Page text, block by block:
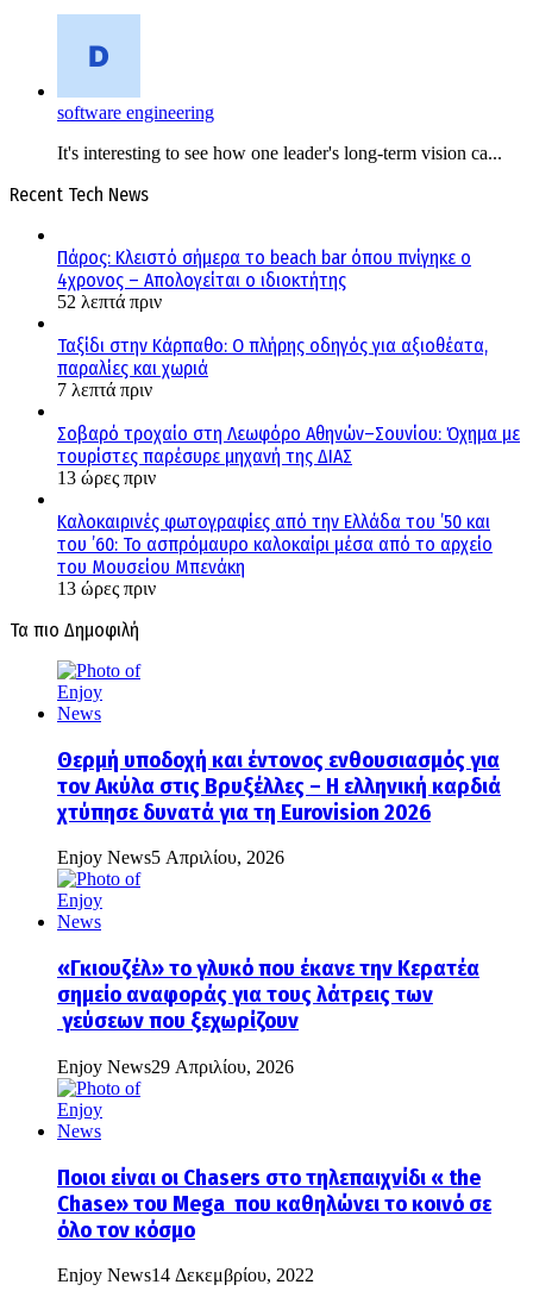
software engineering
It's interesting to see how one leader's long-term vision ca...
Recent Tech News
Πάρος: Κλειστό σήμερα το beach bar όπου πνίγηκε ο
4χρονος – Απολογείται ο ιδιοκτήτης
52 λεπτά πριν
Ταξίδι στην Κάρπαθο: Ο πλήρης οδηγός για αξιοθέατα,
παραλίες και χωριά
7 λεπτά πριν
Σοβαρό τροχαίο στη Λεωφόρο Αθηνών–Σουνίου: Όχημα με
τουρίστες παρέσυρε μηχανή της ΔΙΑΣ
13 ώρες πριν
Καλοκαιρινές φωτογραφίες από την Ελλάδα του ’50 και
του ’60: Το ασπρόμαυρο καλοκαίρι μέσα από το αρχείο
του Μουσείου Μπενάκη
13 ώρες πριν
Τα πιο Δημοφιλή
Θερμή υποδοχή και έντονος ενθουσιασμός για
τον Ακύλα στις Βρυξέλλες – Η ελληνική καρδιά
χτύπησε δυνατά για τη Eurovision 2026
Enjoy News5 Απριλίου, 2026
«Γκιουζέλ» το γλυκό που έκανε την Κερατέα
σημείο αναφοράς για τους λάτρεις των
γεύσεων που ξεχωρίζουν
Enjoy News29 Απριλίου, 2026
Ποιοι είναι οι Chasers στο τηλεπαιχνίδι « the
Chase» του Mega που καθηλώνει το κοινό σε
όλο τον κόσμο
Enjoy News14 Δεκεμβρίου, 2022